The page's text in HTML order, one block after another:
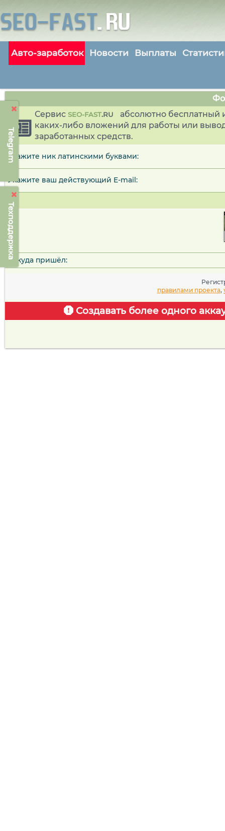
Telegram
Техподдержка
Авто-заработок Новости Выплаты
Сервис SEO-FAST.RU
абсолютно бесплатный
каких-либо вложений для работы или
заработанных средств.
Укажите ник латинскими буквами:
Укажите ваш действующий E-mail:
Откуда пришёл:
правилами проекта,
Создавать более одного